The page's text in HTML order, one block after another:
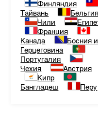
Финляндия
Тайвань
Бельгия
Чили
Франция
Канада
Босния и
Герцеговина
Португалия
Чехия
Австрия
Кипр
Бангладеш
Перу